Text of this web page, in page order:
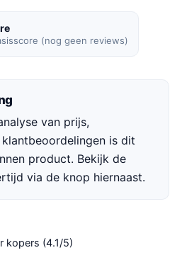
(nog geen reviews)
van prijs,
is dit
product. Bekijk de
via de knop hiernaast.
kopers (4.1/5)